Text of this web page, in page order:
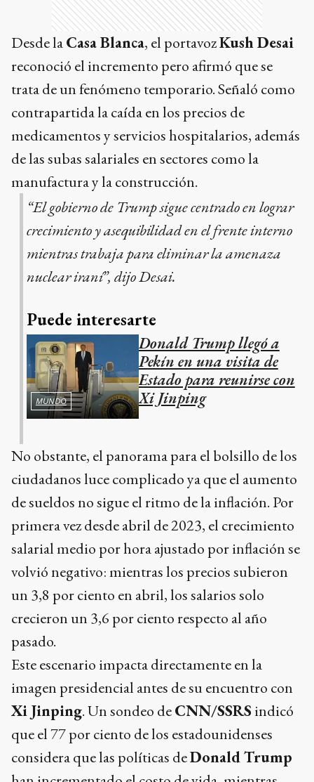
Desde laCasa Blanca, el portavozKush Desai
reconoció el incremento pero afirmó que se
trata de un fenómeno temporario. Señaló como
contrapartida la caída en los precios de
medicamentos y servicios hospitalarios, además
de las subas salariales en sectores como la
manufactura y la construcción.
“El gobierno de Trump sigue centrado en lograr
crecimiento y asequibilidad en el frente interno
mientras trabaja para eliminar la amenaza
nuclear iraní”, dijo Desai.
Puede interesarte
MUNDO
Donald Trump llegó a
Pekín en una visita de
Estado para reunirse con
Xi Jinping
No obstante, el panorama para el bolsillo de los
ciudadanos luce complicado ya que el aumento
de sueldos no sigue el ritmo de la inflación. Por
primera vez desde abril de 2023, el crecimiento
salarial medio por hora ajustado por inflación se
volvió negativo: mientras los precios subieron
un 3,8 por ciento en abril, los salarios solo
crecieron un 3,6 por ciento respecto al año
pasado.
Este escenario impacta directamente en la
imagen presidencial antes de su encuentro con
Xi Jinping. Un sondeo deCNN/SSRS indicó
que el 77 por ciento de los estadounidenses
considera que las políticas deDonald Trump